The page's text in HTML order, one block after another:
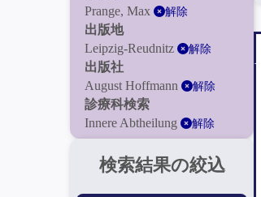
Prange, Max
解除
出版地
Leipzig-Reudnitz
解除
出版社
August Hoffmann
解除
診療科検索
Innere Abtheilung
解除
検索結果の絞込